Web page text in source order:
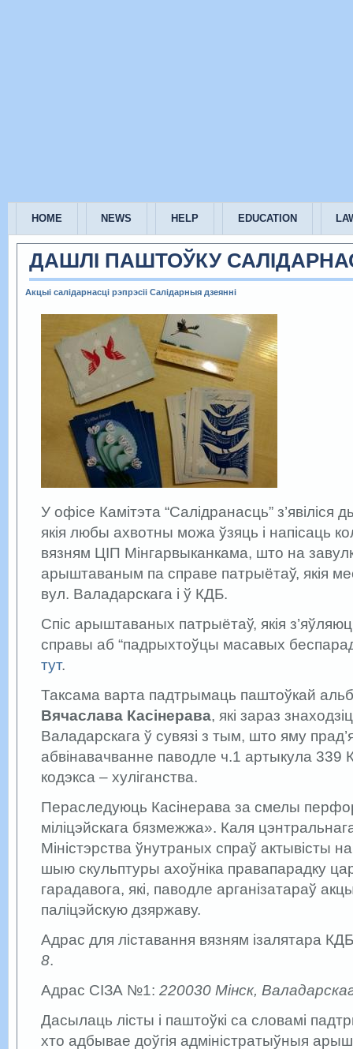
HOME NEWS HELP EDUCATION
ДАШЛІ ПАШТОЎКУ
Акцыі салідарнасці рэпрэсіі Салідарныя дзеянні
У офісе Камітэта “Салідранасць” з’явіліся
якія любы ахвотны можа ўзяць і напісаць
вязням ЦІП Мінгарвыканкама, што на
арыштаваным па справе патрыётаў, якія
вул. Валадарскага і ў КДБ.
Спіс арыштаваных патрыётаў, якія
справы аб “падрыхтоўцы масавых
тут.
Таксама варта падтрымаць паштоўкай
Вячаслава Касінерава, які зараз
Валадарскага ў сувязі з тым, што яму
абвінавачванне паводле ч.1 артыкула 339
кодэкса – хуліганства.
Пераследуюць Касінерава за смелы
міліцэйскага бязмежжа». Каля
Міністэрства ўнутраных спраў актывісты
шыю скульптуры ахоўніка правапарадку
гарадавога, які, паводле арганізатараў
паліцэйскую дзяржаву.
Адрас для ліставання вязням ізалятара
8.
Адрас СІЗА №1: 220030 Мінск,
Дасылаць лісты і паштоўкі са словамі
хто адбывае доўгія адміністратыўныя